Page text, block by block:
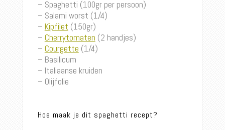
– Spaghetti (100gr per persoon)
– Salami worst (1/4)
– Kipfilet (150gr)
– Cherrytomaten (2 handjes)
– Courgette (1/4)
– Basilicum
– Italiaanse kruiden
– Olijfolie
Hoe maak je dit spaghetti recept?